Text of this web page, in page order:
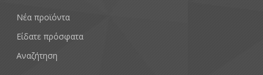
Νέα προϊόντα
Είδατε πρόσφατα
Αναζήτηση